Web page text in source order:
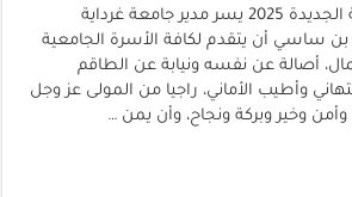
بحلول السنة الميلادية الجديدة 2025 يسر مدير جامعة غرداية
بن ساسي أن يتقدم لكافة الأسرة الجامعية
أصالة عن نفسه ونيابة عن الطاقم
وأطيب الأماني، راجيا من المولى عز وجل
وخير وبركة ونجاح، وأن يمن …